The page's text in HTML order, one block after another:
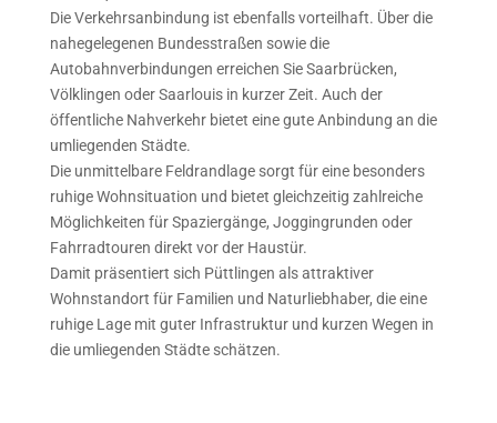
Die Verkehrsanbindung ist ebenfalls vorteilhaft. Über die
nahegelegenen Bundesstraßen sowie die
Autobahnverbindungen erreichen Sie Saarbrücken,
Völklingen oder Saarlouis in kurzer Zeit. Auch der
öffentliche Nahverkehr bietet eine gute Anbindung an die
umliegenden Städte.
Die unmittelbare Feldrandlage sorgt für eine besonders
ruhige Wohnsituation und bietet gleichzeitig zahlreiche
Möglichkeiten für Spaziergänge, Joggingrunden oder
Fahrradtouren direkt vor der Haustür.
Damit präsentiert sich Püttlingen als attraktiver
Wohnstandort für Familien und Naturliebhaber, die eine
ruhige Lage mit guter Infrastruktur und kurzen Wegen in
die umliegenden Städte schätzen.